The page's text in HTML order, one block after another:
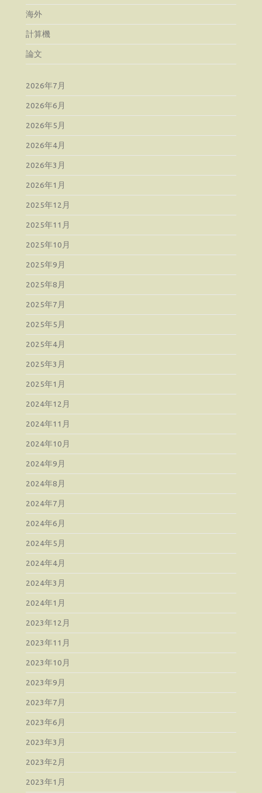
海外
計算機
論文
2026年7月
2026年6月
2026年5月
2026年4月
2026年3月
2026年1月
2025年12月
2025年11月
2025年10月
2025年9月
2025年8月
2025年7月
2025年5月
2025年4月
2025年3月
2025年1月
2024年12月
2024年11月
2024年10月
2024年9月
2024年8月
2024年7月
2024年6月
2024年5月
2024年4月
2024年3月
2024年1月
2023年12月
2023年11月
2023年10月
2023年9月
2023年7月
2023年6月
2023年3月
2023年2月
2023年1月